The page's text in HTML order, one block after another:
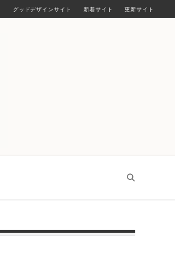
更新サイト
新着サイト
グッドデザインサイト